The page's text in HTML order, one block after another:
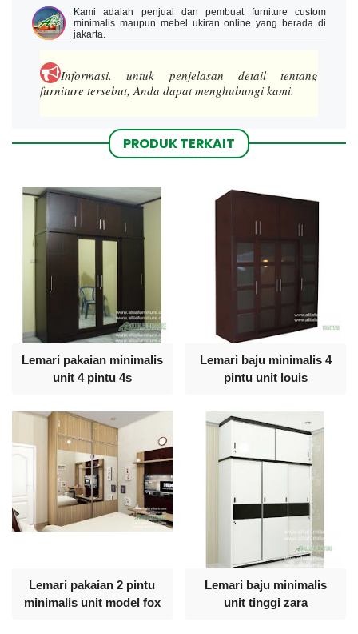
Kami adalah penjual dan pembuat furniture custom
minimalis maupun mebel ukiran online yang berada di
jakarta.
Informasi.untuk penjelasan detail tentang
furniture tersebut, Anda dapat menghubungi kami.
PRODUK TERKAIT
Lemari pakaian minimalis
unit 4 pintu 4s
Lemari baju minimalis 4
pintu unit louis
Lemari pakaian 2 pintu
minimalis unit model fox
Lemari baju minimalis
unit tinggi zara